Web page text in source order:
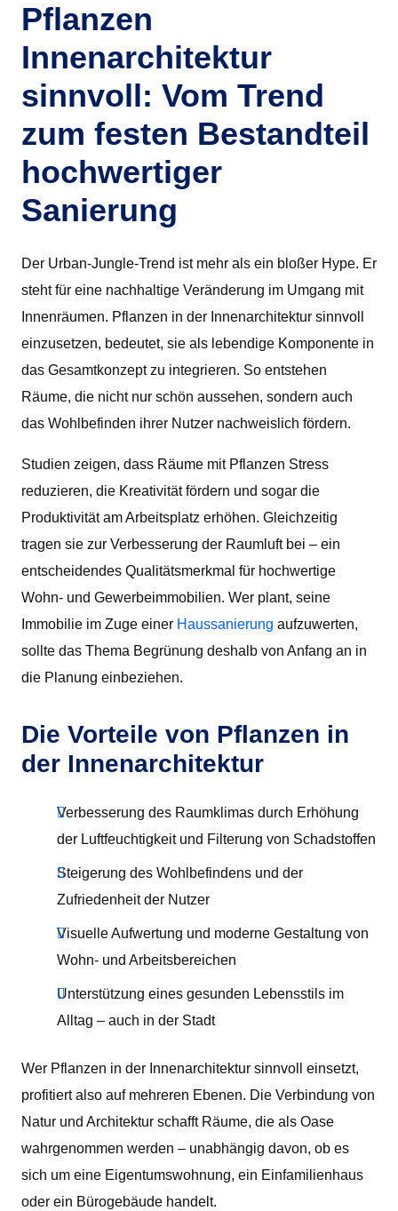
Pflanzen
Innenarchitektur
sinnvoll: Vom Trend
zum festen Bestandteil
hochwertiger
Sanierung
Der Urban-Jungle-Trend ist mehr als ein bloßer Hype. Er
steht für eine nachhaltige Veränderung im Umgang mit
Innenräumen. Pflanzen in der Innenarchitektur sinnvoll
einzusetzen, bedeutet, sie als lebendige Komponente in
das Gesamtkonzept zu integrieren. So entstehen
Räume, die nicht nur schön aussehen, sondern auch
das Wohlbefinden ihrer Nutzer nachweislich fördern.
Studien zeigen, dass Räume mit Pflanzen Stress
reduzieren, die Kreativität fördern und sogar die
Produktivität am Arbeitsplatz erhöhen. Gleichzeitig
tragen sie zur Verbesserung der Raumluft bei – ein
entscheidendes Qualitätsmerkmal für hochwertige
Wohn- und Gewerbeimmobilien. Wer plant, seine
Immobilie im Zuge einer Haussanierung aufzuwerten,
sollte das Thema Begrünung deshalb von Anfang an in
die Planung einbeziehen.
Die Vorteile von Pflanzen in
der Innenarchitektur
Verbesserung des Raumklimas durch Erhöhung
der Luftfeuchtigkeit und Filterung von Schadstoffen
Steigerung des Wohlbefindens und der
Zufriedenheit der Nutzer
Visuelle Aufwertung und moderne Gestaltung von
Wohn- und Arbeitsbereichen
Unterstützung eines gesunden Lebensstils im
Alltag – auch in der Stadt
Wer Pflanzen in der Innenarchitektur sinnvoll einsetzt,
profitiert also auf mehreren Ebenen. Die Verbindung von
Natur und Architektur schafft Räume, die als Oase
wahrgenommen werden – unabhängig davon, ob es
sich um eine Eigentumswohnung, ein Einfamilienhaus
oder ein Bürogebäude handelt.